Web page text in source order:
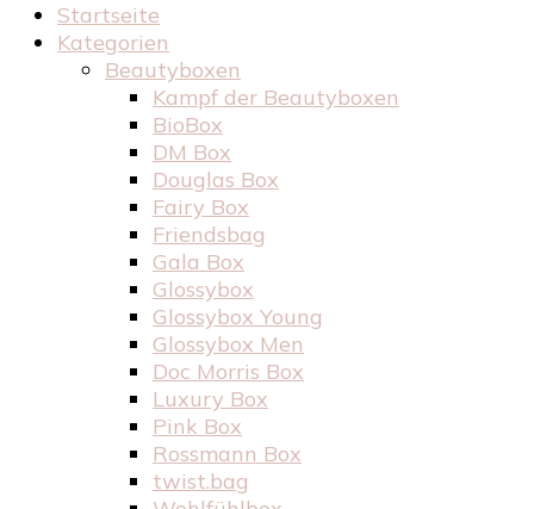
Startseite
Kategorien
Beautyboxen
Kampf der Beautyboxen
BioBox
DM Box
Douglas Box
Fairy Box
Friendsbag
Gala Box
Glossybox
Glossybox Young
Glossybox Men
Doc Morris Box
Luxury Box
Pink Box
Rossmann Box
twist.bag